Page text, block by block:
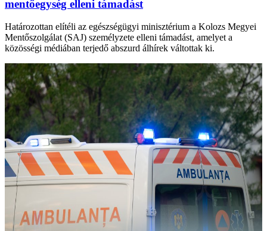
mentőegység elleni támadást
Határozottan elítéli az egészségügyi minisztérium a Kolozs Megyei
Mentőszolgálat (SAJ) személyzete elleni támadást, amelyet a
közösségi médiában terjedő abszurd álhírek váltottak ki.